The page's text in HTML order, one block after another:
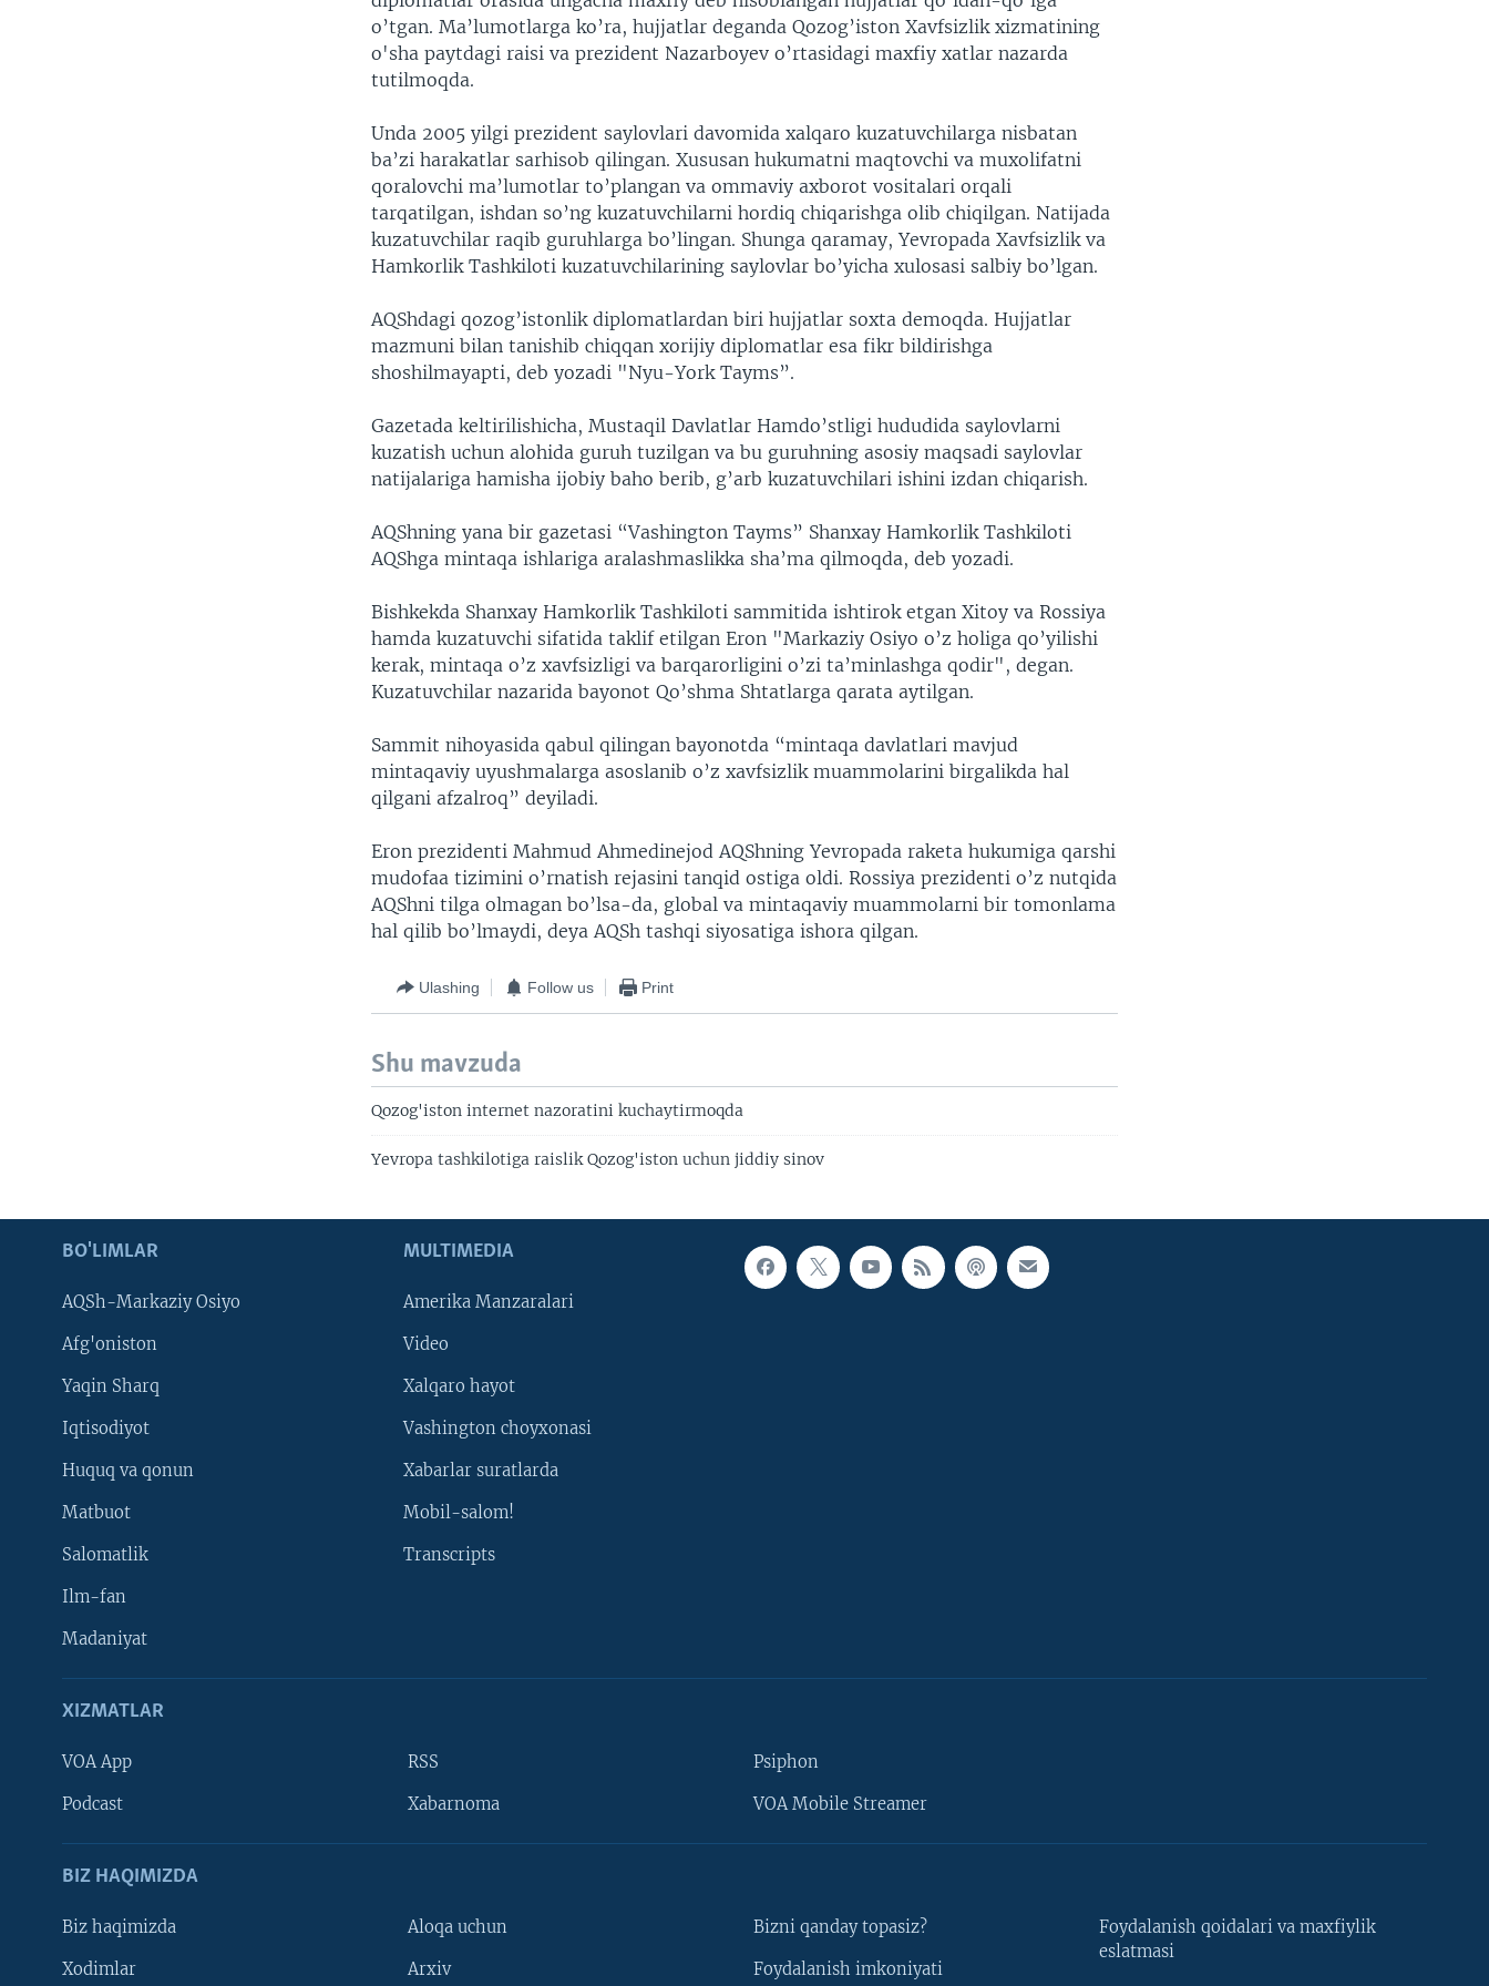
VOA
o’tgan. Ma’lumotlarga ko’ra, hujjatlar deganda Qozog’iston Xavfsizlik xizmatining
o'sha paytdagi raisi va prezident Nazarboyev o’rtasidagi maxfiy xatlar nazarda
tutilmoqda.
Unda 2005 yilgi prezident saylovlari davomida xalqaro kuzatuvchilarga nisbatan
ba’zi harakatlar sarhisob qilingan. Xususan hukumatni maqtovchi va muxolifatni
qoralovchi ma’lumotlar to’plangan va ommaviy axborot vositalari orqali
tarqatilgan, ishdan so’ng kuzatuvchilarni hordiq chiqarishga olib chiqilgan. Natijada
kuzatuvchilar raqib guruhlarga bo’lingan. Shunga qaramay, Yevropada Xavfsizlik va
Hamkorlik Tashkiloti kuzatuvchilarining saylovlar bo’yicha xulosasi salbiy bo’lgan.
AQShdagi qozog’istonlik diplomatlardan biri hujjatlar soxta demoqda. Hujjatlar
mazmuni bilan tanishib chiqqan xorijiy diplomatlar esa fikr bildirishga
shoshilmayapti, deb yozadi "Nyu-York Tayms”.
Gazetada keltirilishicha, Mustaqil Davlatlar Hamdo’stligi hududida saylovlarni
kuzatish uchun alohida guruh tuzilgan va bu guruhning asosiy maqsadi saylovlar
natijalariga hamisha ijobiy baho berib, g’arb kuzatuvchilari ishini izdan chiqarish.
AQShning yana bir gazetasi “Vashington Tayms” Shanxay Hamkorlik Tashkiloti
AQShga mintaqa ishlariga aralashmaslikka sha’ma qilmoqda, deb yozadi.
Bishkekda Shanxay Hamkorlik Tashkiloti sammitida ishtirok etgan Xitoy va Rossiya
hamda kuzatuvchi sifatida taklif etilgan Eron "Markaziy Osiyo o’z holiga qo’yilishi
kerak, mintaqa o’z xavfsizligi va barqarorligini o’zi ta’minlashga qodir", degan.
Kuzatuvchilar nazarida bayonot Qo’shma Shtatlarga qarata aytilgan.
Sammit nihoyasida qabul qilingan bayonotda “mintaqa davlatlari mavjud
mintaqaviy uyushmalarga asoslanib o’z xavfsizlik muammolarini birgalikda hal
qilgani afzalroq” deyiladi.
Eron prezidenti Mahmud Ahmedinejod AQShning Yevropada raketa hukumiga qarshi
mudofaa tizimini o’rnatish rejasini tanqid ostiga oldi. Rossiya prezidenti o’z nutqida
AQShni tilga olmagan bo’lsa-da, global va mintaqaviy muammolarni bir tomonlama
hal qilib bo’lmaydi, deya AQSh tashqi siyosatiga ishora qilgan.
Ulashing Follow us Print
Shu mavzuda
Qozog'iston internet nazoratini kuchaytirmoqda
Yevropa tashkilotiga raislik Qozog'iston uchun jiddiy sinov
BO'LIMLAR
AQSh-Markaziy Osiyo
Afg'oniston
Yaqin Sharq
Iqtisodiyot
Huquq va qonun
Matbuot
Salomatlik
Ilm-fan
Madaniyat
MULTIMEDIA
Amerika Manzaralari
Video
Xalqaro hayot
Vashington choyxonasi
Xabarlar suratlarda
Mobil-salom!
Transcripts
XIZMATLAR
VOA App
Podcast
RSS
Xabarnoma
Psiphon
VOA Mobile Streamer
BIZ HAQIMIZDA
Biz haqimizda
Xodimlar
Aloqa uchun
Arxiv
Bizni qanday topasiz?
Foydalanish imkoniyati
Foydalanish qoidalari va maxfiylik
eslatmasi